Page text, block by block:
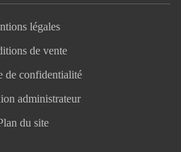
légales
de vente
de confidentialité
administrateur
du site